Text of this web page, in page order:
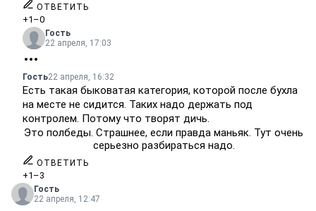
ОТВЕТИТЬ
+1 –0
Гость
22 апреля, 17:03
Гость22 апреля, 16:32
Есть такая быковатая категория, которой после бухла
на месте не сидится. Таких надо держать под
контролем. Потому что творят дичь.
Это полбеды. Страшнее, если правда маньяк. Тут очень
серьезно разбираться надо.
ОТВЕТИТЬ
+1 –3
Гость
22 апреля, 12:47